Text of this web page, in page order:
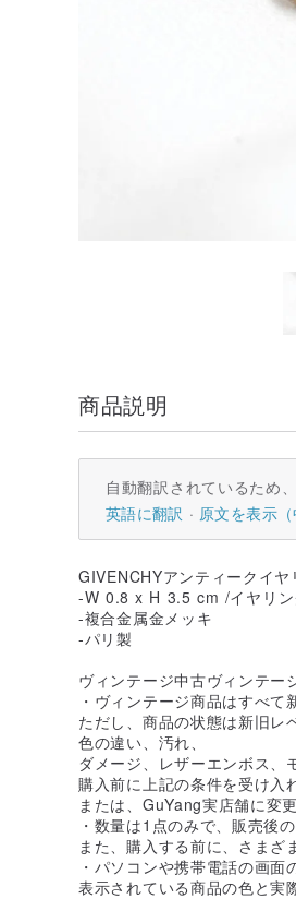
商品説明
自動翻訳されているため
英語に翻訳
原文を表示（
GIVENCHYアンティークイヤ
-W 0.8 x H 3.5 cm /イヤリン
-複合金属金メッキ
-パリ製
ヴィンテージ中古ヴィンテー
・ヴィンテージ商品はすべて
ただし、商品の状態は新旧レ
色の違い、汚れ、
ダメージ、レザーエンボス、
購入前に上記の条件を受け入
または、GuYang実店舗に変
・数量は1点のみで、販売後
また、購入する前に、さまざ
・パソコンや携帯電話の画面
表示されている商品の色と実